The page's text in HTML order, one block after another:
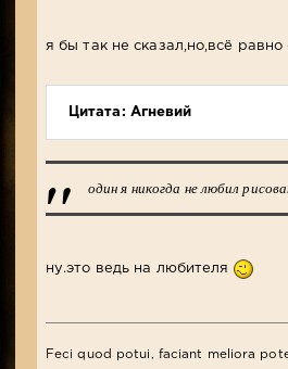
я бы так не сказал,но,всё
Цитата: Агневий
один я никогда не любил
ну.это ведь на любителя
Feci quod potui, faciant meliora